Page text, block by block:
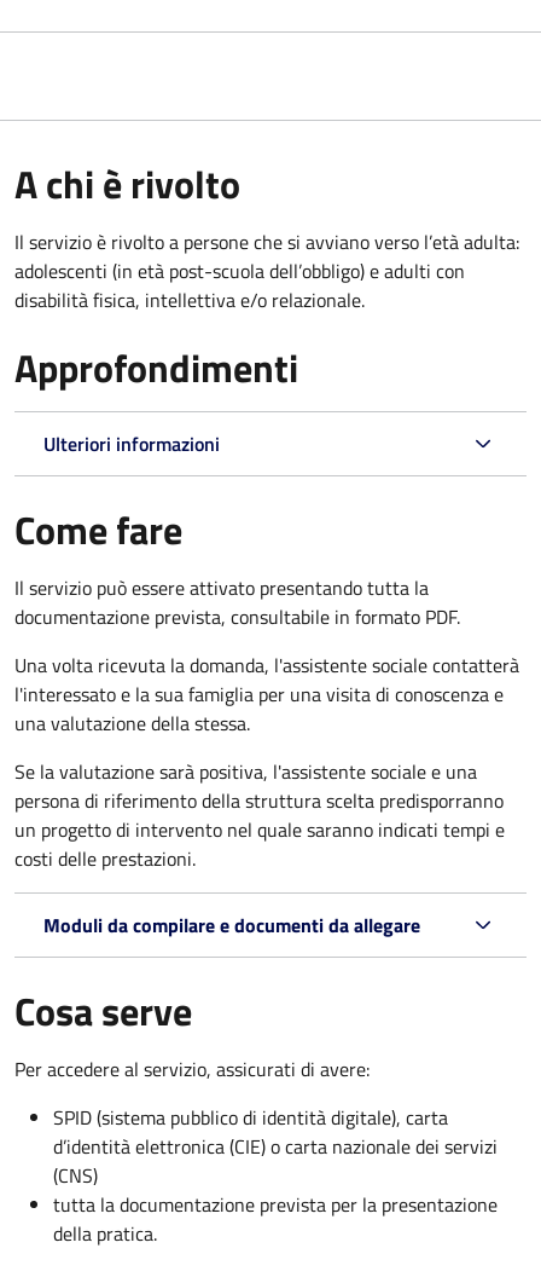
A chi è rivolto
Il servizio è rivoltoa persone che si avviano verso l’età adulta:
adolescenti (in età post-scuola dell’obbligo) e adulti con
disabilità fisica, intellettiva e/o relazionale.
Approfondimenti
Ulteriori informazioni
Come fare
Il servizio può essere attivato presentando tutta la
documentazione prevista, consultabile in formato PDF.
Una volta ricevuta la domanda, l'assistente sociale contatterà
l'interessato e la sua famiglia per una visita di conoscenza e
una valutazione della stessa.
Se la valutazione sarà positiva, l'assistente sociale e una
persona di riferimento della struttura scelta predisporranno
un progetto di intervento nel quale saranno indicati tempi e
costi delle prestazioni.
Moduli da compilare e documenti da allegare
Cosa serve
Per accedere al servizio, assicurati di avere:
SPID (sistema pubblico di identità digitale), carta
d’identità elettronica (CIE) o carta nazionale dei servizi
(CNS)
tutta la documentazione prevista per la presentazione
della pratica.